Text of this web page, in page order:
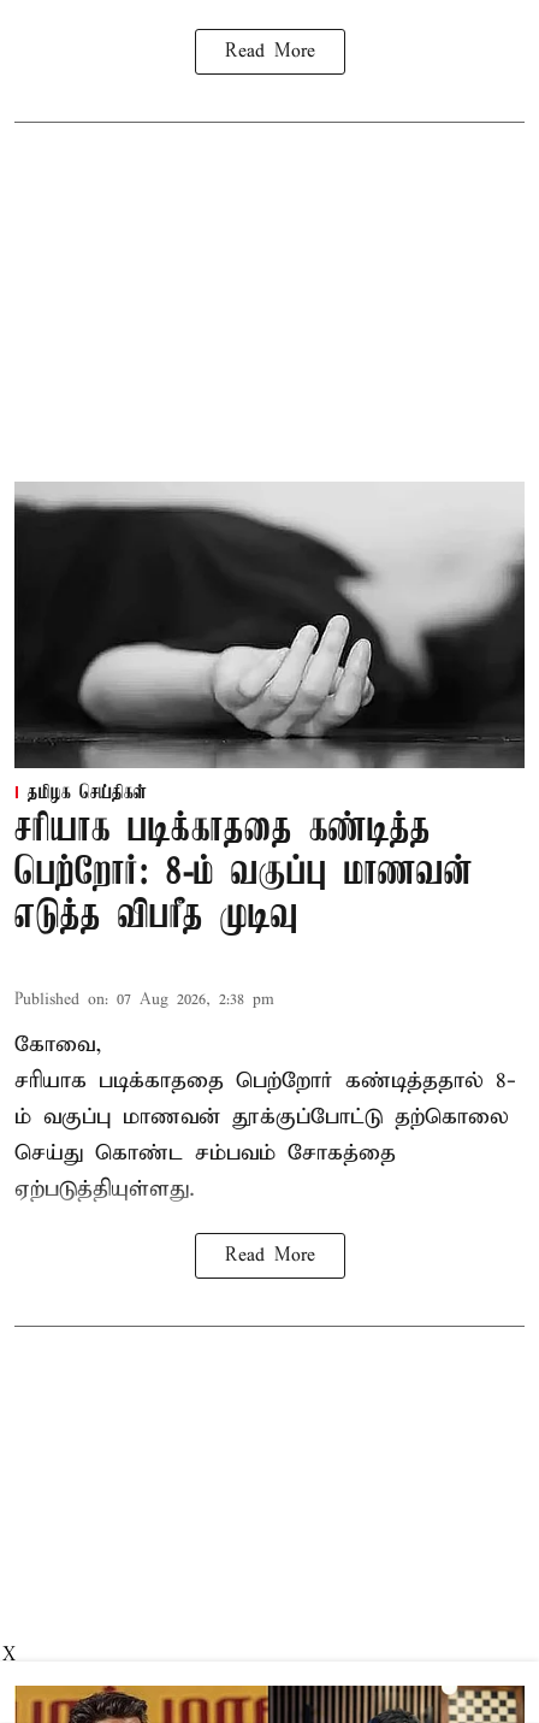
Read More
தமிழக செய்திகள்
சரியாக படிக்காததை கண்டித்த
பெற்றோர்: 8-ம் வகுப்பு மாணவன்
எடுத்த விபரீத முடிவு
Published on: 07 Aug 2026, 2:38 pm
கோவை,
சரியாக படிக்காததை பெற்றோர் கண்டித்ததால் 8-
ம் வகுப்பு மாணவன் தூக்குப்போட்டு தற்கொலை
செய்து கொண்ட சம்பவம் சோகத்தை
ஏற்படுத்தியுள்ளது.
Read More
X